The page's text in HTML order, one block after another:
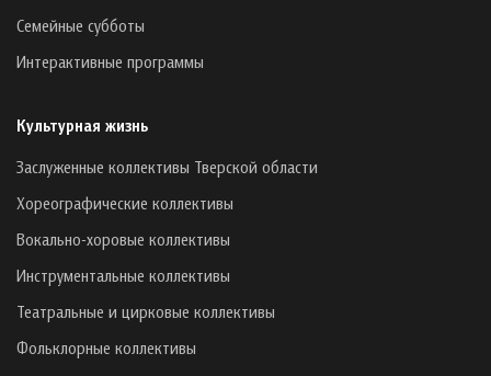
Семейные субботы
Интерактивные программы
Культурная жизнь
Заслуженные коллективы Тверской области
Хореографические коллективы
Вокально-хоровые коллективы
Инструментальные коллективы
Театральные и цирковые коллективы
Фольклорные коллективы